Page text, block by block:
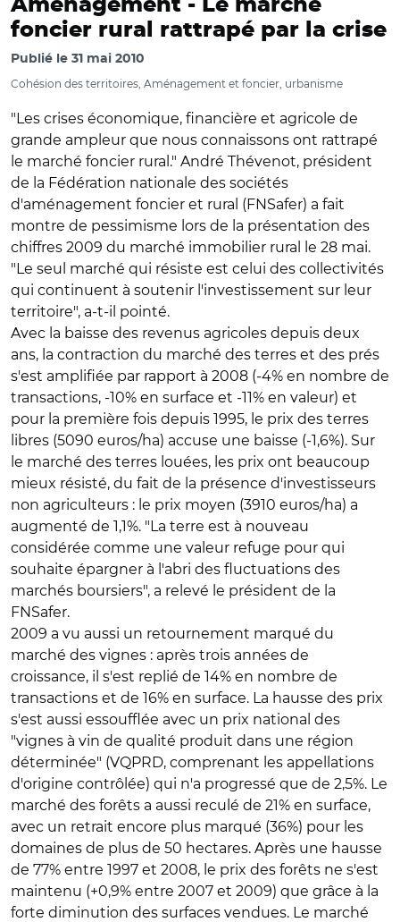
Aménagement - Le marché
foncier rural rattrapé par la crise
Publié le 31 mai 2010
Cohésion des territoires, Aménagement et foncier, urbanisme
"Les crises économique, financière et agricole de
grande ampleur que nous connaissons ont rattrapé
le marché foncier rural." André Thévenot, président
de la Fédération nationale des sociétés
d'aménagement foncier et rural (FNSafer) a fait
montre de pessimisme lors de la présentation des
chiffres 2009 du marché immobilier rural le 28 mai.
"Le seul marché qui résiste est celui des collectivités
qui continuent à soutenir l'investissement sur leur
territoire", a-t-il pointé.
Avec la baisse des revenus agricoles depuis deux
ans, la contraction du marché des terres et des prés
s'est amplifiée par rapport à 2008 (-4% en nombre de
transactions, -10% en surface et -11% en valeur) et
pour la première fois depuis 1995, le prix des terres
libres (5090 euros/ha) accuse une baisse (-1,6%). Sur
le marché des terres louées, les prix ont beaucoup
mieux résisté, du fait de la présence d'investisseurs
non agriculteurs : le prix moyen (3910 euros/ha) a
augmenté de 1,1%. "La terre est à nouveau
considérée comme une valeur refuge pour qui
souhaite épargner à l'abri des fluctuations des
marchés boursiers", a relevé le président de la
FNSafer.
2009 a vu aussi un retournement marqué du
marché des vignes : après trois années de
croissance, il s'est replié de 14% en nombre de
transactions et de 16% en surface. La hausse des prix
s'est aussi essoufflée avec un prix national des
"vignes à vin de qualité produit dans une région
déterminée" (VQPRD, comprenant les appellations
d'origine contrôlée) qui n'a progressé que de 2,5%. Le
marché des forêts a aussi reculé de 21% en surface,
avec un retrait encore plus marqué (36%) pour les
domaines de plus de 50 hectares. Après une hausse
de 77% entre 1997 et 2008, le prix des forêts ne s'est
maintenu (+0,9% entre 2007 et 2009) que grâce à la
forte diminution des surfaces vendues. Le marché